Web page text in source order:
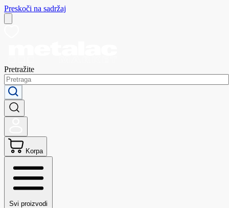
Preskoči na sadržaj
Pretražite
Korpa
Svi proizvodi